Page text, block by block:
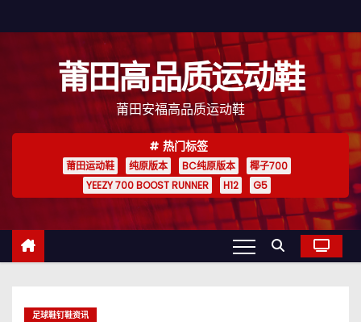
至
莆田高品质运动鞋
莆田安福高品质运动鞋
热门标签
莆田运动鞋 纯原版本 BC纯原版本
椰子700
YEEZY 700 BOOST RUNNER
H12 G5
足球鞋钉鞋资讯